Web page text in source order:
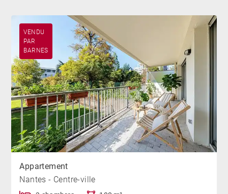
VENDU
PAR
BARNES
Appartement
Nantes - Centre-ville